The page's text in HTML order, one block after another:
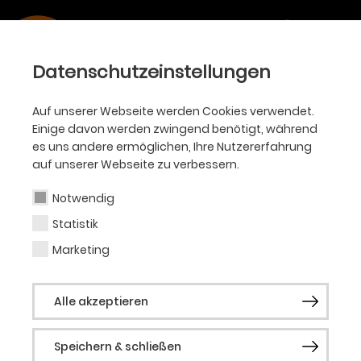
Datenschutzeinstellungen
Auf unserer Webseite werden Cookies verwendet.
Einige davon werden zwingend benötigt, während
es uns andere ermöglichen, Ihre Nutzererfahrung
auf unserer Webseite zu verbessern.
Notwendig
Statistik
Marketing
Alle akzeptieren
Speichern & schließen